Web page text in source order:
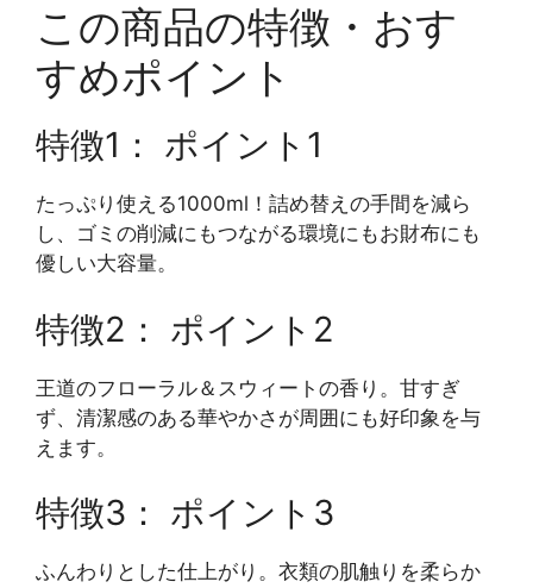
この商品の特徴・おす
すめポイント
特徴1： ポイント1
たっぷり使える1000ml！詰め替えの手間を減ら
し、ゴミの削減にもつながる環境にもお財布にも
優しい大容量。
特徴2： ポイント2
王道のフローラル＆スウィートの香り。甘すぎ
ず、清潔感のある華やかさが周囲にも好印象を与
えます。
特徴3： ポイント3
ふんわりとした仕上がり。衣類の肌触りを柔らか